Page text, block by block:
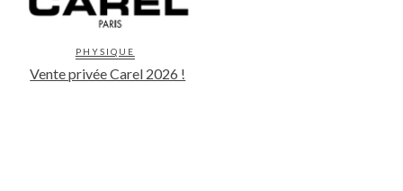
PHYSIQUE
Vente privée Carel 2026 !